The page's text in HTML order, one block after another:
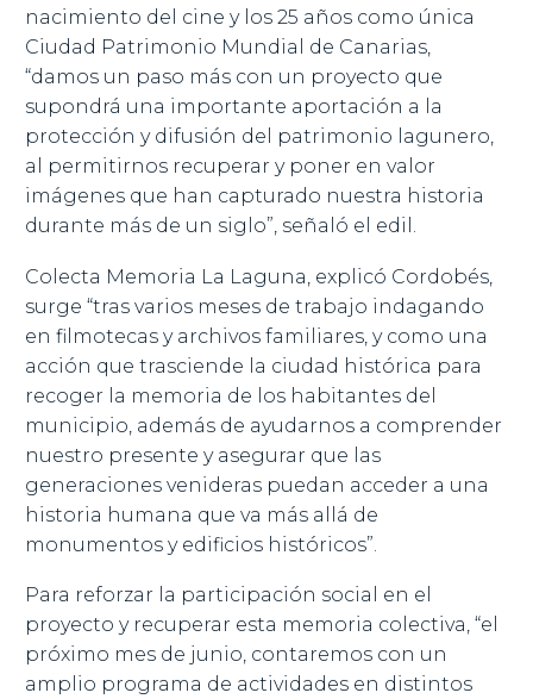
nacimiento del cine y los 25 años como única
Ciudad Patrimonio Mundial de Canarias,
“damos un paso más con un proyecto que
supondrá una importante aportación a la
protección y difusión del patrimonio lagunero,
al permitirnos recuperar y poner en valor
imágenes que han capturado nuestra historia
durante más de un siglo”, señaló el edil.
Colecta Memoria La Laguna, explicó Cordobés,
surge “tras varios meses de trabajo indagando
en filmotecas y archivos familiares, y como una
acción que trasciende la ciudad histórica para
recoger la memoria de los habitantes del
municipio, además de ayudarnos a comprender
nuestro presente y asegurar que las
generaciones venideras puedan acceder a una
historia humana que va más allá de
monumentos y edificios históricos”.
Para reforzar la participación social en el
proyecto y recuperar esta memoria colectiva, “el
próximo mes de junio, contaremos con un
amplio programa de actividades en distintos